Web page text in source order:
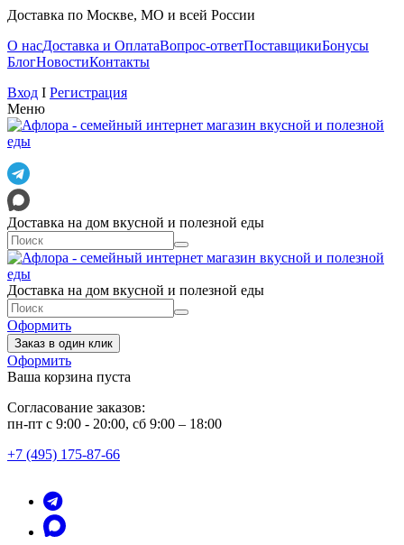
Доставка по Москве, МО и всей России
О насДоставка и ОплатаВопрос-ответПоставщикиБонусы
БлогНовостиКонтакты
Вход I Регистрация
Меню
Доставка на дом вкусной и полезной еды
Доставка на дом вкусной и полезной еды
Оформить
Заказ в один клик
Оформить
Ваша корзина пуста
Согласование заказов:
пн-пт с 9:00 - 20:00, сб 9:00 – 18:00
+7 (495) 175-87-66